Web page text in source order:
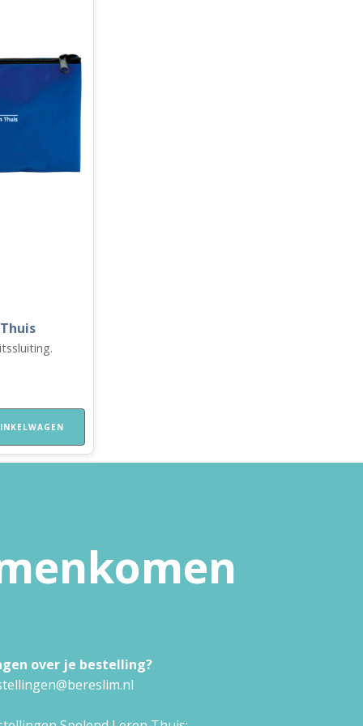
over je bestelling?